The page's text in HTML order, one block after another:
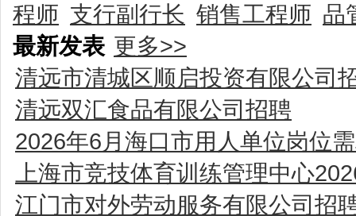
程师 支行副行长 销售工程师 品
最新发表 更多>>
清远市清城区顺启投资有限公司
清远双汇食品有限公司招聘
2026年6月海口市用人单位岗位
上海市竞技体育训练管理中心
江门市对外劳动服务有限公司招